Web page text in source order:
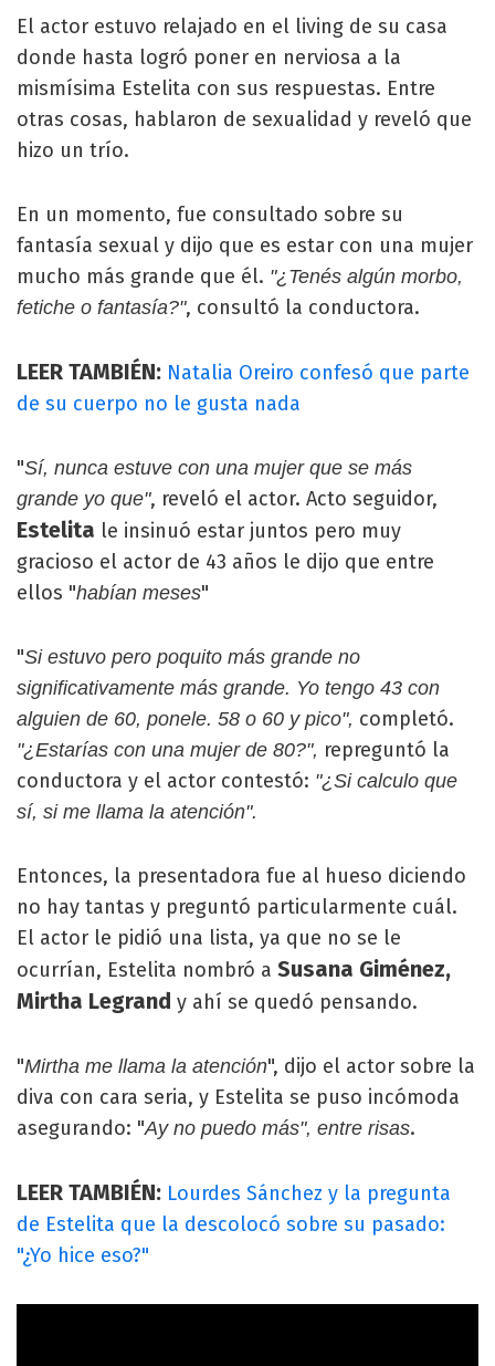
El actor estuvo relajado en el living de su casa
donde hasta logró poner en nerviosa a la
mismísima Estelita con sus respuestas. Entre
otras cosas, hablaron de sexualidad y reveló que
hizo un trío.
En un momento, fue consultado sobre su
fantasía sexual y dijo que es estar con una mujer
mucho más grande que él. "¿Tenés algún morbo,
fetiche o fantasía?", consultó la conductora.
LEER TAMBIÉN: Natalia Oreiro confesó que parte
de su cuerpo no le gusta nada
"Sí, nunca estuve con una mujer que se más
grande yo que", reveló el actor. Acto seguidor,
Estelita le insinuó estar juntos pero muy
gracioso el actor de 43 años le dijo que entre
ellos "habían meses"
"Si estuvo pero poquito más grande no
significativamente más grande. Yo tengo 43 con
alguien de 60, ponele. 58 o 60 y pico", completó.
"¿Estarías con una mujer de 80?", repreguntó la
conductora y el actor contestó: "¿Si calculo que
sí, si me llama la atención".
Entonces, la presentadora fue al hueso diciendo
no hay tantas y preguntó particularmente cuál.
El actor le pidió una lista, ya que no se le
ocurrían, Estelita nombró a Susana Giménez,
Mirtha Legrand y ahí se quedó pensando.
"Mirtha me llama la atención", dijo el actor sobre la
diva con cara seria, y Estelita se puso incómoda
asegurando: "Ay no puedo más", entre risas.
LEER TAMBIÉN: Lourdes Sánchez y la pregunta
de Estelita que la descolocó sobre su pasado:
"¿Yo hice eso?"